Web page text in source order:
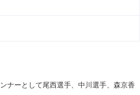
ナーとして尾西選手、中川選手、森京香